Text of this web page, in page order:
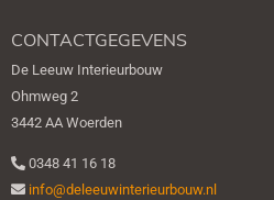
CONTACTGEGEVENS
De Leeuw Interieurbouw
Ohmweg 2
3442 AA Woerden
0348 41 16 18
info@deleeuwinterieurbouw.nl